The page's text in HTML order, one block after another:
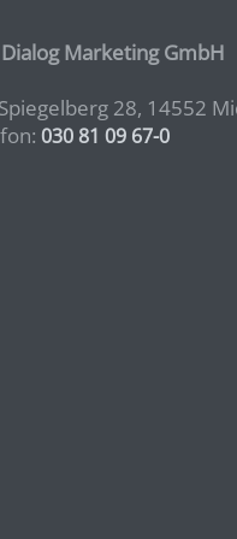
Marketing GmbH
28, 14552
030 81 09 67-0